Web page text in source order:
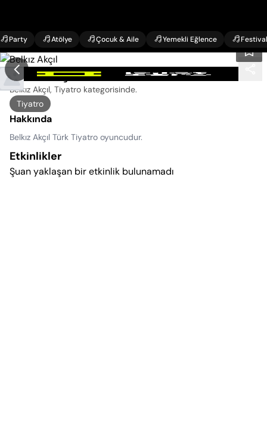
Party Atölye Çocuk & Aile Yemekli Eğlence Festival
Belkız Akçıl Etkinlikleri
Belkız Akçıl, Tiyatro kategorisinde.
Tiyatro
Hakkında
Belkız Akçıl Türk Tiyatro oyuncudur.
Etkinlikler
Şuan yaklaşan bir etkinlik bulunamadı